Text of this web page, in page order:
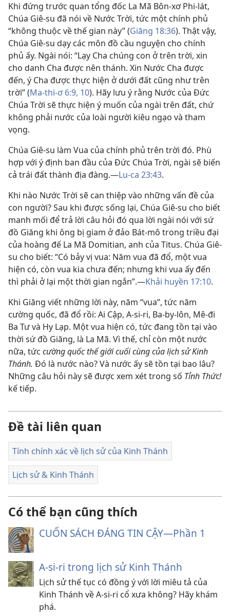
Khi đứng trước quan tổng đốc La Mã Bôn-xơ Phi-lát,
Chúa Giê-su đã nói về Nước Trời, tức một chính phủ
“không thuộc về thế gian này” (Giăng 18:36). Thật vậy,
Chúa Giê-su dạy các môn đồ cầu nguyện cho chính
phủ ấy. Ngài nói: “Lạy Cha chúng con ở trên trời, xin
cho danh Cha được nên thánh. Xin Nước Cha được
đến, ý Cha được thực hiện ở dưới đất cũng như trên
trời” (Ma-thi-ơ 6:9, 10). Hãy lưu ý rằng Nước của Đức
Chúa Trời sẽ thực hiện ý muốn của ngài trên đất, chứ
không phải nước của loài người kiêu ngạo và tham
vọng.
Chúa Giê-su làm Vua của chính phủ trên trời đó. Phù
hợp với ý định ban đầu của Đức Chúa Trời, ngài sẽ biến
cả trái đất thành địa đàng.​—Lu-ca 23:43.
Khi nào Nước Trời sẽ can thiệp vào những vấn đề của
con người? Sau khi được sống lại, Chúa Giê-su cho biết
manh mối để trả lời câu hỏi đó qua lời ngài nói với sứ
đồ Giăng khi ông bị giam ở đảo Bát-mô trong triều đại
của hoàng đế La Mã Domitian, anh của Titus. Chúa Giê-
su cho biết: “Có bảy vị vua: Năm vua đã đổ, một vua
hiện có, còn vua kia chưa đến; nhưng khi vua ấy đến
thì phải ở lại một thời gian ngắn”.​—Khải huyền 17:10.
Khi Giăng viết những lời này, năm “vua”, tức năm
cường quốc, đã đổ rồi: Ai Cập, A-si-ri, Ba-by-lôn, Mê-đi
Ba Tư và Hy Lạp. Một vua hiện có, tức đang tồn tại vào
thời sứ đồ Giăng, là La Mã. Vì thế, chỉ còn một nước
nữa, tức cường quốc thế giới cuối cùng của lịch sử Kinh
Thánh. Đó là nước nào? Và nước ấy sẽ tồn tại bao lâu?
Những câu hỏi này sẽ được xem xét trong số Tỉnh Thức!
kế tiếp.
Đề tài liên quan
Tính chính xác về lịch sử của Kinh Thánh
Lịch sử & Kinh Thánh
Có thể bạn cũng thích
CUỐN SÁCH ĐÁNG TIN CẬY—Phần 1
A-si-ri trong lịch sử Kinh Thánh
Lịch sử thế tục có đồng ý với lời miêu tả của
Kinh Thánh về A-si-ri cổ xưa không? Hãy khám
phá.